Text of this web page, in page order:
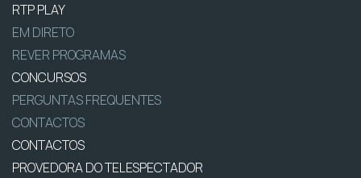
RTP PLAY
EM DIRETO
REVER PROGRAMAS
CONCURSOS
PERGUNTAS FREQUENTES
CONTACTOS
CONTACTOS
PROVEDORA DO TELESPECTADOR